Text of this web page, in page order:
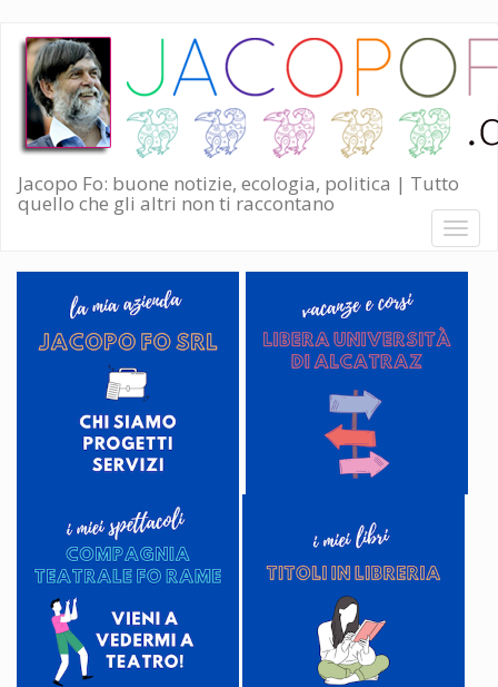
Salta
contenuto
principale
Jacopo Fo: buone notizie, ecologia, politica | Tutto
quello che gli altri non ti raccontano
Toggle